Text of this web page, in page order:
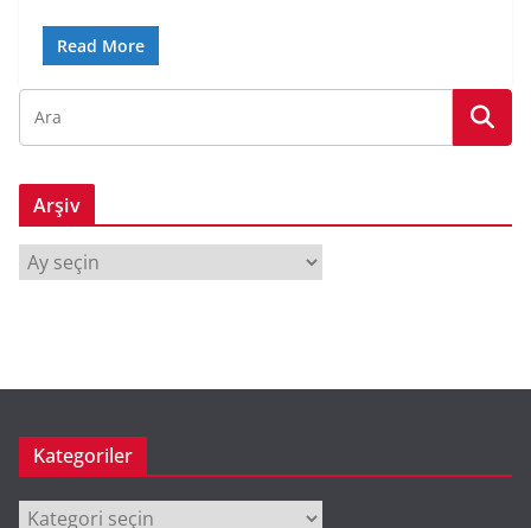
Read More
Arşiv
Kategoriler
Kategoriler